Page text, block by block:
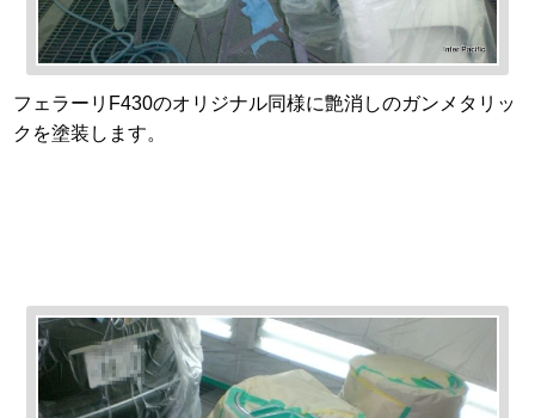
フェラーリF430のオリジナル同様に艶消しのガンメタリッ
クを塗装します。